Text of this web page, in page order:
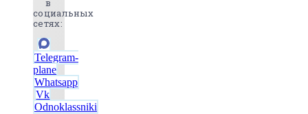
в
социальных
сетях:
Telegram-
plane
Whatsapp
Vk
Odnoklassniki